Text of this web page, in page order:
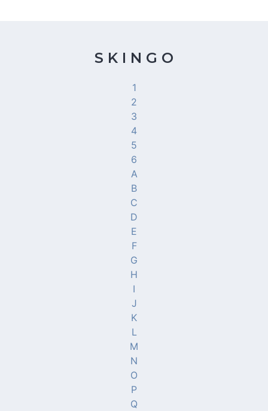
S K I N G O
1
2
3
4
5
6
A
B
C
D
E
F
G
H
I
J
K
L
M
N
O
P
Q